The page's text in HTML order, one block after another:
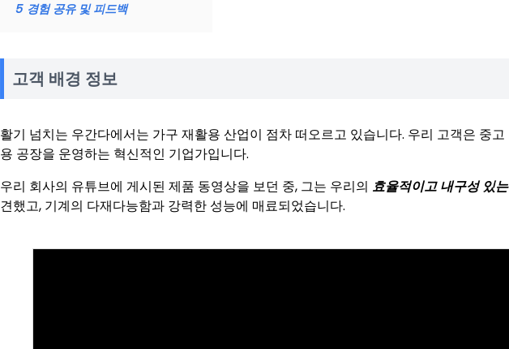
5 경험 공유 및 피드백
고객 배경 정보
활기 넘치는 우간다에서는 가구 재활용 산업이 점차 떠오르고 있습니다. 우리 고객은 중
용 공장을 운영하는 혁신적인 기업가입니다.
우리 회사의 유튜브에 게시된 제품 동영상을 보던 중, 그는 우리의 효율적이고 내구성 있
견했고, 기계의 다재다능함과 강력한 성능에 매료되었습니다.